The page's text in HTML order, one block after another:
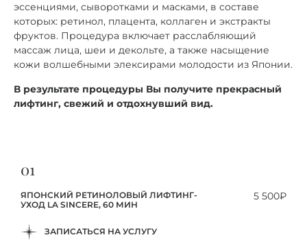
эссенциями, сыворотками и масками, в составе
которых: ретинол, плацента, коллаген и экстракты
фруктов. Процедура включает расслабляющий
массаж лица, шеи и декольте, а также насыщение
кожи волшебными элексирами молодости из Японии.
В результате процедуры Вы получите прекрасный
лифтинг, свежий и отдохнувший вид.
01
ЗАПИСАТЬСЯ НА УСЛУГУ
ЯПОНСКИЙ РЕТИНОЛОВЫЙ ЛИФТИНГ-
УХОД LA SINCERE, 60 МИН
5 500₽